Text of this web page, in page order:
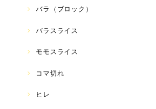
バラ（ブロック）
バラスライス
モモスライス
コマ切れ
ヒレ